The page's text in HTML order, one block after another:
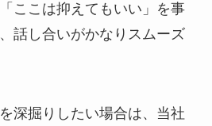
ここは抑えてもいい」を事
話し合いがかなりスムーズ
深掘りしたい場合は、当社